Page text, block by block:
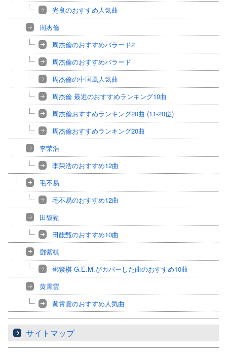
光良のおすすめ人気曲
周杰倫
周杰倫のおすすめバラード2
周杰倫のおすすめバラード
周杰倫の中国風人気曲
周杰倫 最近のおすすめランキング10曲
周杰倫おすすめランキング20曲 (11-20位)
周杰倫おすすめランキング20曲
李荣浩
李荣浩のおすすめ12曲
毛不易
毛不易のおすすめ12曲
田馥甄
田馥甄のおすすめ10曲
鄧紫棋
鄧紫棋 G.E.M.がカバーした曲のおすすめ10曲
黄霄雲
黄霄雲のおすすめ人気曲
サイトマップ